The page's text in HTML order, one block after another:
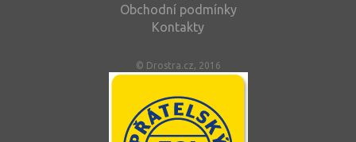
Obchodní podmínky
Kontakty
© Drostra.cz, 2016